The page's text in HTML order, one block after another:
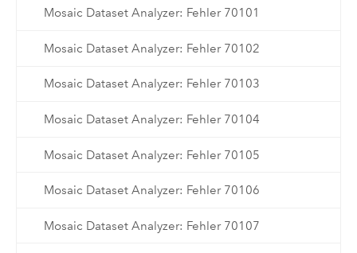
Mosaic Dataset Analyzer: Fehler 70101
Mosaic Dataset Analyzer: Fehler 70102
Mosaic Dataset Analyzer: Fehler 70103
Mosaic Dataset Analyzer: Fehler 70104
Mosaic Dataset Analyzer: Fehler 70105
Mosaic Dataset Analyzer: Fehler 70106
Mosaic Dataset Analyzer: Fehler 70107